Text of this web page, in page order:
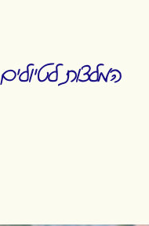
המלצות לטיולים